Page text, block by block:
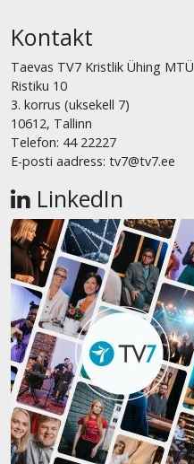
Kontakt
Taevas TV7 Kristlik Ühing MTÜ
Ristiku 10
3. korrus (uksekell 7)
10612, Tallinn
Telefon: 44 22227
E-posti aadress: tv7@tv7.ee
LinkedIn